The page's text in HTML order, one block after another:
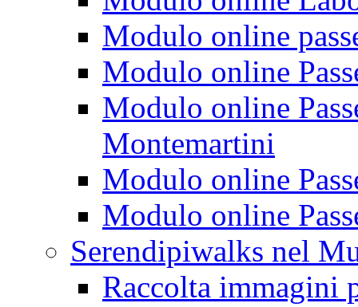
Modulo online
Modulo online
Modulo online
Montemartini
Modulo online
Modulo online
Serendipiwalks nel
Raccolta immagini